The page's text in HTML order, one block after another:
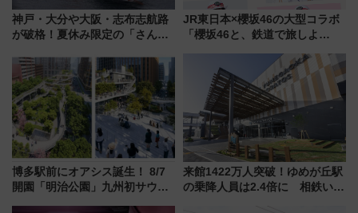
神戸・大分や大阪・志布志航路
が破格！夏休み限定の「さんふ
ート 夕朝食ビュッフェ付きで
快適な船旅はいかが？
JR東日本×櫻坂46の大型コラボ
「櫻坂46と、鉄道で旅しよ
潟・長野・庄内へ
博多駅前にオアシス誕生！ 8/7
開園「明治公園」九州初サウナ
来館1422万人突破！ゆめが丘駅
の乗降人員は2.4倍に 相鉄いず